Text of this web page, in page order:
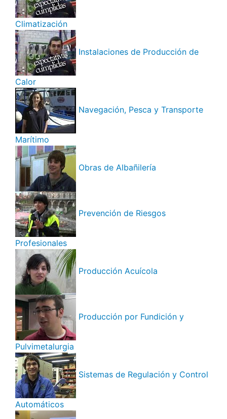
Climatización
Instalaciones de Producción de
Calor
Navegación, Pesca y Transporte
Marítimo
Obras de Albañilería
Prevención de Riesgos
Profesionales
Producción Acuícola
Producción por Fundición y
Pulvimetalurgia
Sistemas de Regulación y Control
Automáticos